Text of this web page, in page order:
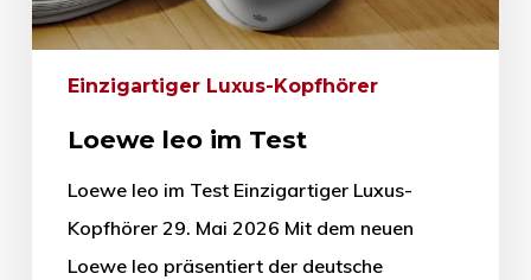
Einzigartiger Luxus-Kopfhörer
Loewe leo im Test
Loewe leo im Test Einzigartiger Luxus-
Kopfhörer 29. Mai 2026 Mit dem neuen
Loewe leo präsentiert der deutsche